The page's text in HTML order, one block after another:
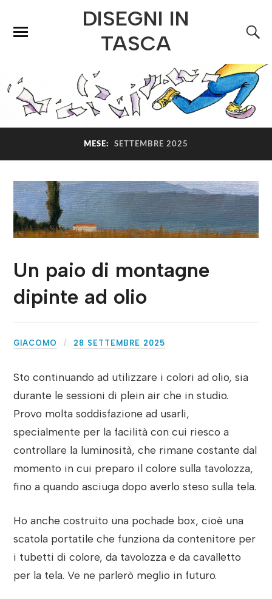
DISEGNI IN
TASCA
MESE: SETTEMBRE 2025
Un paio di montagne
dipinte ad olio
GIACOMO 28 SETTEMBRE 2025
Sto continuando ad utilizzare i colori ad olio, sia
durante le sessioni di plein air che in studio.
Provo molta soddisfazione ad usarli,
specialmente per la facilità con cui riesco a
controllare la luminosità, che rimane costante dal
momento in cui preparo il colore sulla tavolozza,
fino a quando asciuga dopo averlo steso sulla tela.
Ho anche costruito una pochade box, cioè una
scatola portatile che funziona da contenitore per
i tubetti di colore, da tavolozza e da cavalletto
per la tela. Ve ne parlerò meglio in futuro.